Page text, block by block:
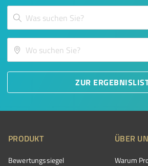
ZUR
PRODUKT
Bewertungssiegel
ÜBER
Warum